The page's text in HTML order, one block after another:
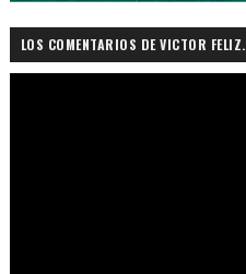
LOS COMENTARIOS DE VICTOR FELIZ.